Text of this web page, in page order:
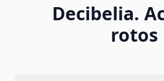
Decibelia.
rotos